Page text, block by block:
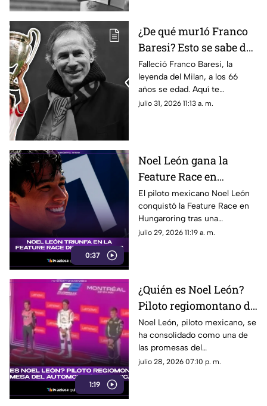
¿De qué mur1ó Franco
Baresi? Esto se sabe del
fallecimiento de la
leyenda del Milan a los
66 años de edad
Falleció Franco Baresi, la
leyenda del Milan, a los 66
años se edad. Aquí te
compartimos todos los
julio 31, 2026 11:13 a. m.
0:37
Noel León gana la
Feature Race en
Hungaroring y logra un
triunfo histórico rumbo
al campeonato
El piloto mexicano Noel León
conquistó la Feature Race en
Hungaroring tras una
impecable estrategia de pits y
julio 29, 2026 11:19 a. m.
1:19
¿Quién es Noel León?
Piloto regiomontano de
21 años y promesa del
automovilismo
mexicano con Campos
Racing
Noel León, piloto mexicano, se
ha consolidado como una de
las promesas del
automovilismo nacional al
julio 28, 2026 07:10 p. m.